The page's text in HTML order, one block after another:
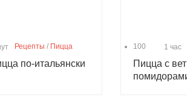
Рецепты / Пицца
по-итальянски
100 1 час
Пицца с